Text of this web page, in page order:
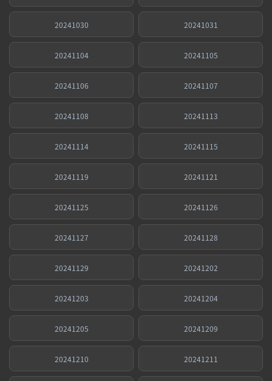
20241030 20241031
20241104 20241105
20241106 20241107
20241108 20241113
20241114 20241115
20241119 20241121
20241125 20241126
20241127 20241128
20241129 20241202
20241203 20241204
20241205 20241209
20241210 20241211